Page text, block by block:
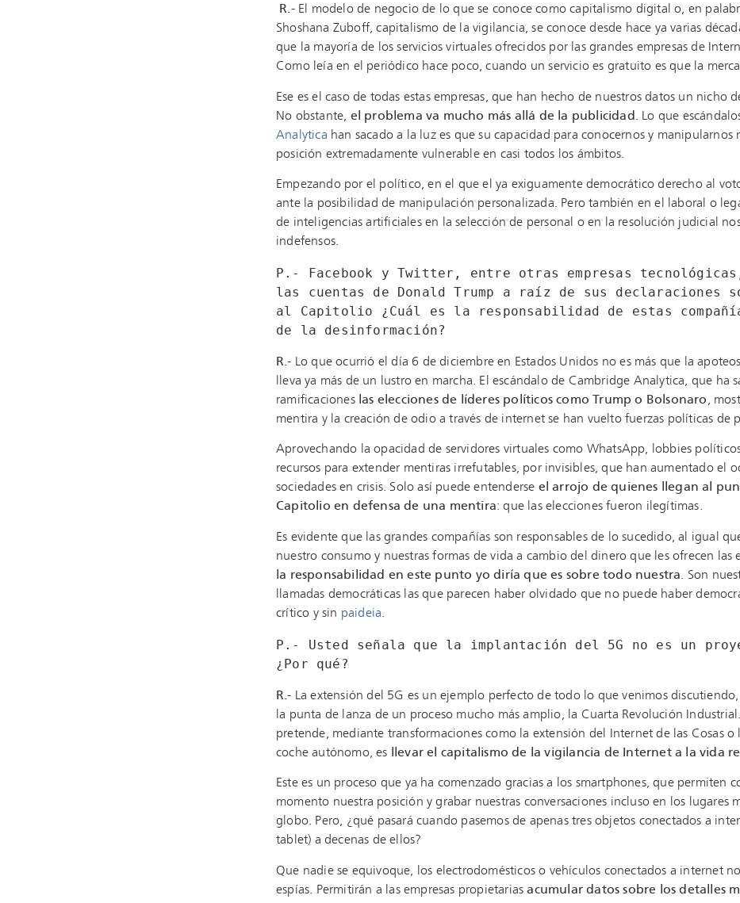
R.- El modelo de negocio de lo que se conoce como capitalismo digital o, en
Shoshana Zuboff, capitalismo de la vigilancia, se conoce desde hace ya varias
que la mayoría de los servicios virtuales ofrecidos por las grandes empresas de
Como leía en el periódico hace poco, cuando un servicio es gratuito es que la
Ese es el caso de todas estas empresas, que han hecho de nuestros datos un nicho
No obstante, el problema va mucho más allá de la publicidad. Lo que
Analytica han sacado a la luz es que su capacidad para conocernos y manipularnos
posición extremadamente vulnerable en casi todos los ámbitos.
Empezando por el político, en el que el ya exiguamente democrático derecho al
ante la posibilidad de manipulación personalizada. Pero también en el laboral o
de inteligencias artificiales en la selección de personal o en la resolución judicial
indefensos.
P.- Facebook y Twitter, entre otras empresas
las cuentas de Donald Trump a raíz de sus declaraciones
al Capitolio ¿Cuál es la responsabilidad de estas
de la desinformación?
R.- Lo que ocurrió el día 6 de diciembre en Estados Unidos no es más que la
lleva ya más de un lustro en marcha. El escándalo de Cambridge Analytica, que ha
ramificaciones las elecciones de líderes políticos como Trump o Bolsonaro ,
mentira y la creación de odio a través de internet se han vuelto fuerzas políticas de
Aprovechando la opacidad de servidores virtuales como WhatsApp, lobbies
recursos para extender mentiras irrefutables, por invisibles, que han aumentado el
sociedades en crisis. Solo así puede entenderse el arrojo de quienes llegan al
Capitolio en defensa de una mentira: que las elecciones fueron ilegítimas.
Es evidente que las grandes compañías son responsables de lo sucedido, al igual
nuestro consumo y nuestras formas de vida a cambio del dinero que les ofrecen las
la responsabilidad en este punto yo diría que es sobre todo nuestra . Son
llamadas democráticas las que parecen haber olvidado que no puede haber
crítico y sin paideia
P.- Usted señala que la implantación del 5G no es un
¿Por qué?
R.- La extensión del 5G es un ejemplo perfecto de todo lo que venimos
la punta de lanza de un proceso mucho más amplio, la Cuarta Revolución
pretende, mediante transformaciones como la extensión del Internet de las Cosas o
coche autónomo, es llevar el capitalismo de la vigilancia de Internet a la vida
Este es un proceso que ya ha comenzado gracias a los smartphones, que permiten
momento nuestra posición y grabar nuestras conversaciones incluso en los lugares
globo. Pero, ¿qué pasará cuando pasemos de apenas tres objetos conectados a
tablet) a decenas de ellos?
Que nadie se equivoque, los electrodomésticos o vehículos conectados a internet
espías. Permitirán a las empresas propietarias acumular datos sobre los detalles